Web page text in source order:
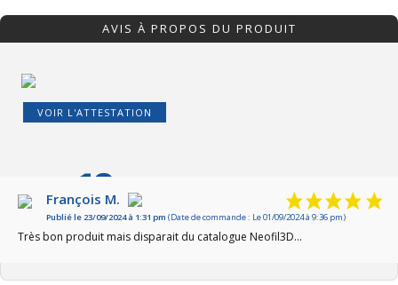
AVIS À PROPOS DU PRODUIT
VOIR L'ATTESTATION
10/10
Basé sur 1 avis
François M.
Publié le 23/09/2024 à 1:31 pm (Date de commande : Le 01/09/2024 à 9:36 pm)
Très bon produit mais disparait du catalogue Neofil3D…